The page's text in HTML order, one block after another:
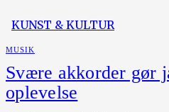
KUNST & KULTUR
MUSIK
Svære akkorder gør
oplevelse